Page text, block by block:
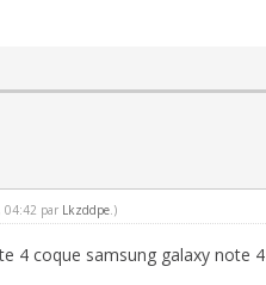
04:42 par Lkzddpe .)
4 coque samsung galaxy note 4